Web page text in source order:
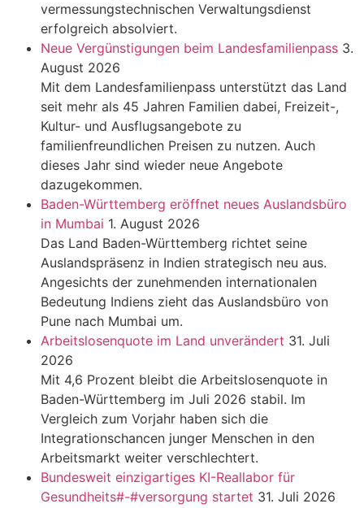
vermessungstechnischen Verwaltungsdienst
erfolgreich absolviert.
Neue Vergünstigungen beim Landesfamilienpass 3.
August 2026
Mit dem Landesfamilienpass unterstützt das Land
seit mehr als 45 Jahren Familien dabei, Freizeit-,
Kultur- und Ausflugsangebote zu
familienfreundlichen Preisen zu nutzen. Auch
dieses Jahr sind wieder neue Angebote
dazugekommen.
Baden-Württemberg eröffnet neues Auslandsbüro
in Mumbai 1. August 2026
Das Land Baden-Württemberg richtet seine
Auslandspräsenz in Indien strategisch neu aus.
Angesichts der zunehmenden internationalen
Bedeutung Indiens zieht das Auslandsbüro von
Pune nach Mumbai um.
Arbeitslosenquote im Land unverändert 31. Juli
2026
Mit 4,6 Prozent bleibt die Arbeitslosenquote in
Baden-Württemberg im Juli 2026 stabil. Im
Vergleich zum Vorjahr haben sich die
Integrationschancen junger Menschen in den
Arbeitsmarkt weiter verschlechtert.
Bundesweit einzigartiges KI-Reallabor für
Gesundheits#-#versorgung startet 31. Juli 2026